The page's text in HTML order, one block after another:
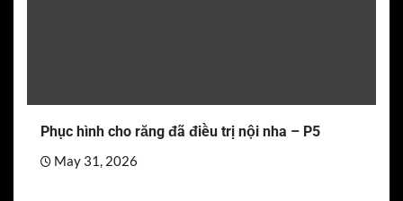
Phục hình cho răng đã điều trị nội nha – P5
May 31, 2026